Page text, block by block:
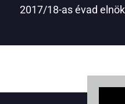
2017/18-as évad